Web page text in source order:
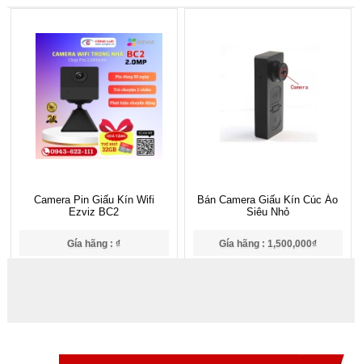
Camera Pin Giấu Kín Wifi
Ezviz BC2
Gía hãng : ₫
Bán Camera Giấu Kín Cúc Áo
Siêu Nhỏ
Gía hãng : 1,500,000₫